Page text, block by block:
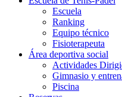
Escuela
Ranking
Equipo técnico
Fisioterapeuta
Área deportiva social
Actividades
Gimnasio y
Piscina